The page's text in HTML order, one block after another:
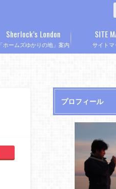
「ホームズゆかりの地」案内
Sherlock’s London
サイトマ
SITE
プロフィール